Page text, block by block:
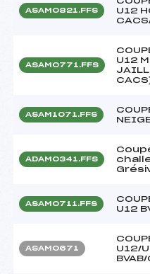
ASAM0821.FFS
U12
ASAM0771.FFS
U12
ASAM1071.FFS
ADAM0341.FFS
ASAM0711.FFS
U12
ASAM0671
U12/